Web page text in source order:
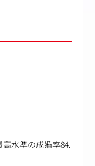
高水準の成婚率84.